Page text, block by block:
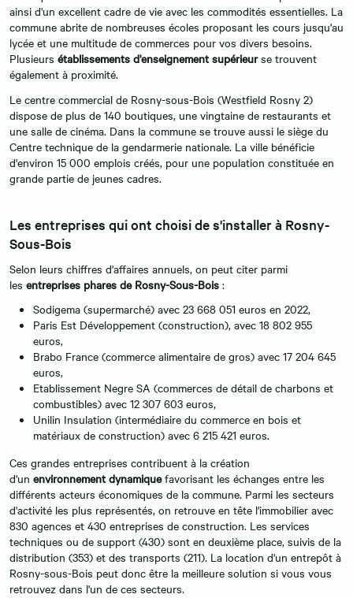
ainsi d'un excellent cadre de vie avec les commodités essentielles. La
commune abrite de nombreuses écoles proposant les cours jusqu'au
lycée et une multitude de commerces pour vos divers besoins.
Plusieurs établissements d'enseignement supérieurse trouvent
également à proximité.
Le centre commercial de Rosny-sous-Bois (Westfield Rosny 2)
dispose de plus de 140 boutiques, une vingtaine de restaurants et
une salle de cinéma. Dans la commune se trouve aussi le siège du
Centre technique de la gendarmerie nationale. La ville bénéficie
d'environ 15 000 emplois créés, pour une population constituée en
grande partie de jeunes cadres.
Les entreprises qui ont choisi de s'installer à Rosny-
Sous-Bois
Selon leurs chiffres d'affaires annuels, on peut citer parmi
les entreprises phares de Rosny-Sous-Bois :
Sodigema (supermarché) avec 23 668 051 euros en 2022,
Paris Est Développement (construction), avec 18 802 955
euros,
Brabo France (commerce alimentaire de gros) avec 17 204 645
euros,
Etablissement Negre SA (commerces de détail de charbons et
combustibles) avec 12 307 603 euros,
Unilin Insulation (intermédiaire du commerce en bois et
matériaux de construction) avec 6 215 421 euros.
Ces grandes entreprises contribuent à la création
d'un environnement dynamiquefavorisant les échanges entre les
différents acteurs économiques de la commune. Parmi les secteurs
d'activité les plus représentés, on retrouve en tête l'immobilier avec
830 agences et 430 entreprises de construction. Les services
techniques ou de support (430) sont en deuxième place, suivis de la
distribution (353) et des transports (211). La location d'un entrepôt à
Rosny-sous-Bois peut donc être la meilleure solution si vous vous
retrouvez dans l'un de ces secteurs.